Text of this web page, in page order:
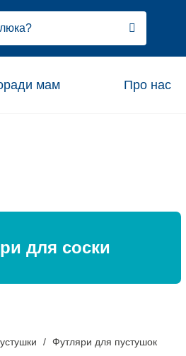
мам Про нас
для соски
Футляри для пустушок